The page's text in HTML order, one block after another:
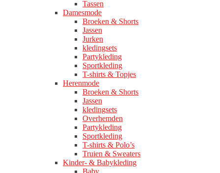
Tassen
Damesmode
Broeken & Shorts
Jassen
Jurken
kledingsets
Partykleding
Sportkleding
T-shirts & Topjes
Herenmode
Broeken & Shorts
Jassen
kledingsets
Overhemden
Partykleding
Sportkleding
T-shirts & Polo’s
Truien & Sweaters
Kinder- & Babykleding
Baby